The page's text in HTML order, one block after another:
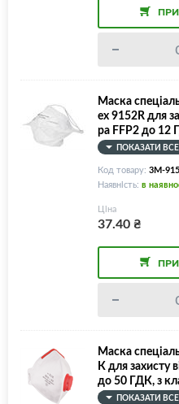
Маска
ex 9152R для
ра FFP2 до 12
дь-якого типу
ПОКАЗАТИ ВСЕ
Код товару: 3M-
Наявність: в
Ціна
37.40₴
Маска
К для захисту
до 50 ГДК, з
аїні!ПОКАЗАТИ ВСЕ